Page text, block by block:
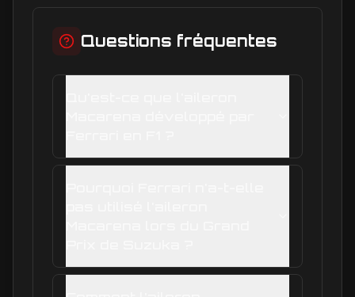
Questions fréquentes